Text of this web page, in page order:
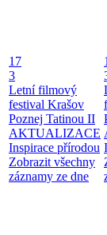
17
3
Letní filmový
festival Krašov
Poznej Tatinou II
AKTUALIZACE
Inspirace přírodou
Zobrazit všechny
záznamy ze dne